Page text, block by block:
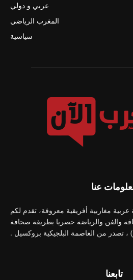
عربي و دولي
المغرب الرياضي
سياسية
عنا
مغاربية أفريقية معروفة، تقدم لكم
والفن والرياضة حصريا بطريقة صحافة
، تصدر من العاصمة البلجيكية بروكسيل .
تابعنا